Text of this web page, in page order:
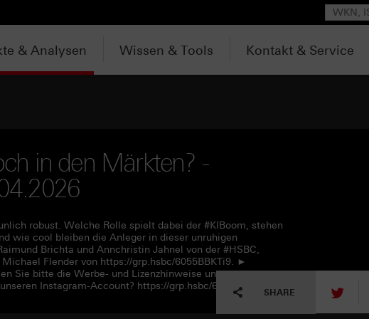
Suche
& Analysen Wissen & Tools Kontakt & Service
in den Märkten? -
robust. Welche Rolle spielt dabei der #KIBoom, stehen
wie cool bleiben die Anleger in dieser unruhigen
Brichta und Annchristin Jahnel von der #HSBC,
Flender von https://grp.hsbc/6055BBKTi9. ►
Sie bitte die Werbe- und Lizenzhinweise unter
Instagram-Account? https://grp.hsbc/6050q4HQC
SHARE tweet